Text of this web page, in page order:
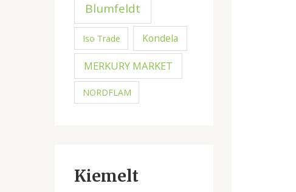
Blumfeldt
Iso Trade Kondela
MERKURY MARKET
NORDFLAM
Kiemelt